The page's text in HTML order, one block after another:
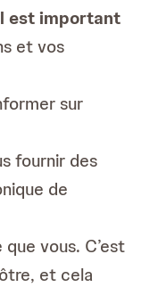
est important
et vos
sur
fournir des
de
vous. C’est
et cela